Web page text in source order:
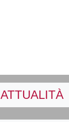
ATTUALITÀ